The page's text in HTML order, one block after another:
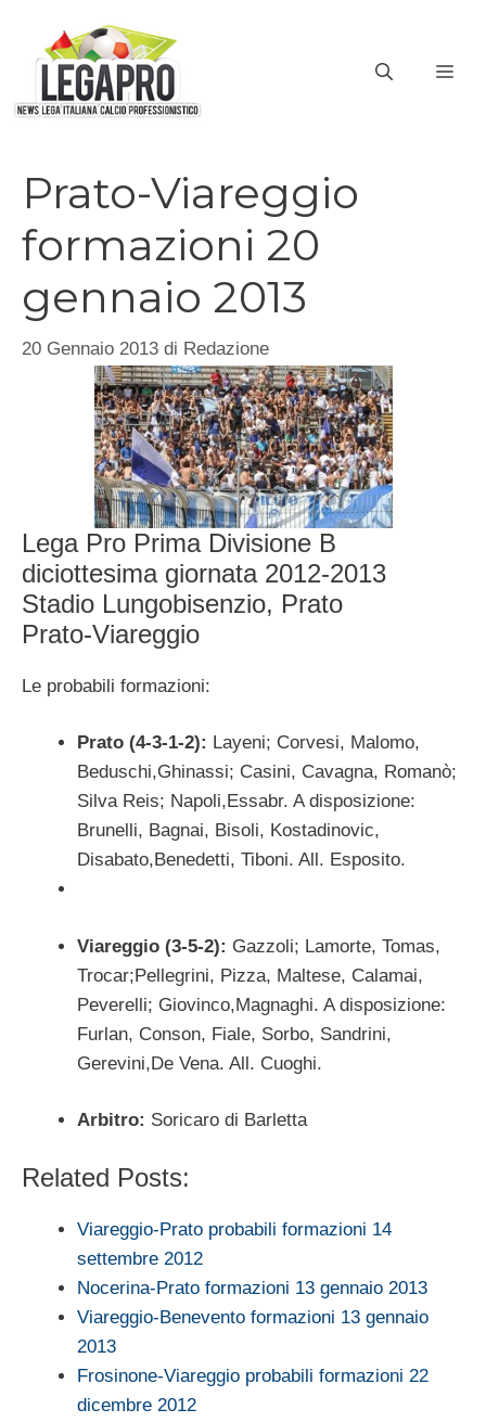
contenuto
Prato-Viareggio
formazioni 20
gennaio 2013
20 Gennaio 2013 di Redazione
Lega Pro Prima Divisione B
diciottesima giornata 2012-2013
Stadio Lungobisenzio, Prato
Prato-Viareggio
Le probabili formazioni:
Prato (4-3-1-2): Layeni; Corvesi, Malomo,
Beduschi,Ghinassi; Casini, Cavagna, Romanò;
Silva Reis; Napoli,Essabr. A disposizione:
Brunelli, Bagnai, Bisoli, Kostadinovic,
Disabato,Benedetti, Tiboni. All. Esposito.
Viareggio (3-5-2): Gazzoli; Lamorte, Tomas,
Trocar;Pellegrini, Pizza, Maltese, Calamai,
Peverelli; Giovinco,Magnaghi. A disposizione:
Furlan, Conson, Fiale, Sorbo, Sandrini,
Gerevini,De Vena. All. Cuoghi.
Arbitro: Soricaro di Barletta
Related Posts:
Viareggio-Prato probabili formazioni 14
settembre 2012
Nocerina-Prato formazioni 13 gennaio 2013
Viareggio-Benevento formazioni 13 gennaio
2013
Frosinone-Viareggio probabili formazioni 22
dicembre 2012